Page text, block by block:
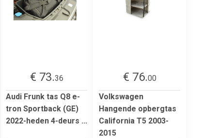
€ 73.36
Audi Frunk tas Q8 e-
tron Sportback (GE)
2022-heden 4-deurs ...
€ 76.00
Volkswagen
Hangende opbergtas
California T5 2003-
2015